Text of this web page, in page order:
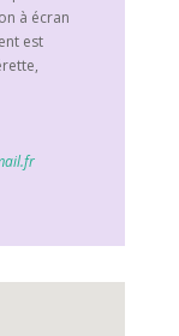
à écran
est